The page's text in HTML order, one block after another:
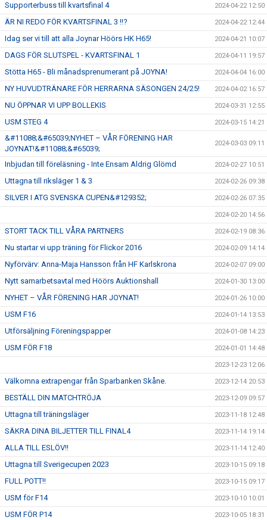
Supporterbuss till kvartsfinal 4 2024-04-22 12:50
ÄR NI REDO FÖR KVARTSFINAL 3 !!? 2024-04-22 12:44
Idag ser vi till att alla Joynar Höörs HK H65! 2024-04-21 10:07
DAGS FÖR SLUTSPEL - KVARTSFINAL 1 2024-04-11 19:57
Stötta H65 - Bli månadsprenumerant på JOYNA! 2024-04-04 16:00
NY HUVUDTRÄNARE FÖR HERRARNA SÄSONGEN 24/25! 2024-04-02 16:57
NU ÖPPNAR VI UPP BOLLEKIS 2024-03-31 12:55
USM STEG 4 2024-03-15 14:21
&#11088;&#65039;NYHET – VÅR FÖRENING HAR
JOYNAT!&#11088;&#65039;
2024-03-03 09:11
Inbjudan till föreläsning - Inte Ensam Aldrig Glömd 2024-02-27 10:51
Uttagna till riksläger 1 & 3 2024-02-26 09:38
SILVER I ATG SVENSKA CUPEN&#129352; 2024-02-26 07:35
2024-02-20 14:56
STORT TACK TILL VÅRA PARTNERS 2024-02-19 08:36
Nu startar vi upp träning för Flickor 2016 2024-02-09 14:14
Nyförvärv: Anna-Maja Hansson från HF Karlskrona 2024-02-07 09:00
Nytt samarbetsavtal med Höörs Auktionshall 2024-01-30 13:00
NYHET – VÅR FÖRENING HAR JOYNAT! 2024-01-26 10:00
USM F16 2024-01-14 13:53
Utförsäljning Föreningspapper 2024-01-08 14:23
USM FÖR F18 2024-01-01 14:48
2023-12-23 12:06
Välkomna extrapengar från Sparbanken Skåne. 2023-12-14 20:53
BESTÄLL DIN MATCHTRÖJA 2023-12-09 09:57
Uttagna till träningsläger 2023-11-18 12:48
SÄKRA DINA BILJETTER TILL FINAL4 2023-11-14 19:14
ALLA TILL ESLÖV!! 2023-11-14 12:40
Uttagna till Sverigecupen 2023 2023-10-15 09:18
FULL POTT!! 2023-10-15 09:17
USM för F14 2023-10-10 10:01
USM FÖR P14 2023-10-05 18:31